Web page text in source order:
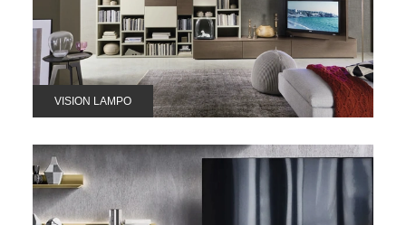
VISION LAMPO